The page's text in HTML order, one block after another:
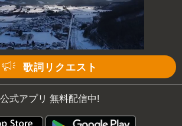
歌詞リクエスト
公式アプリ 無料配信中!